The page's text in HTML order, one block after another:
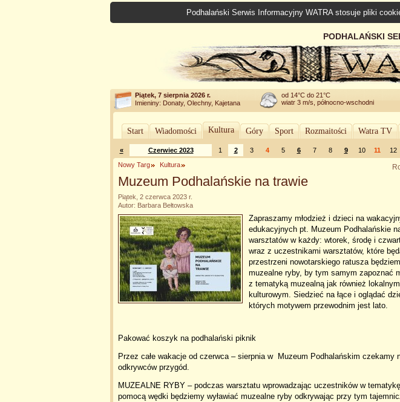
Podhalański Serwis Informacyjny WATRA stosuje pliki
PODHALAŃSKI
Piątek, 7 sierpnia 2026 r.
Imieniny: Donaty, Olechny, Kajetana
od 14°C do 21°C
wiatr 3 m/s, północno-wschodni
Start Wiadomości Kultura Góry Sport Rozmaitości Watra TV
« Czerwiec 2023 1 2 3 4 5 6 7 8 9 10 11 12
Nowy Targ Kultura
Muzeum Podhalańskie na trawie
Piątek, 2 czerwca 2023 r.
Autor: Barbara Bełtowska
Zapraszamy młodzież i dzieci na
edukacyjnych pt. Muzeum Podhalańskie
warsztatów w każdy: wtorek, środę i
wraz z uczestnikami warsztatów, które
przestrzeni nowotarskiego ratusza
muzealne ryby, by tym samym zapoznać
z tematyką muzealną jak również
kulturowym. Siedzieć na łące i oglądać
których motywem przewodnim jest lato.
Pakować koszyk na podhalański piknik
Przez całe wakacje od czerwca – sierpnia w Muzeum Podhalańskim czekamy
odkrywców przygód.
MUZEALNE RYBY – podczas warsztatu wprowadzając uczestników w
pomocą wędki będziemy wyławiać muzealne ryby odkrywając przy tym